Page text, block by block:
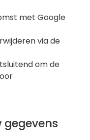
met Google
via de
om de
gegevens